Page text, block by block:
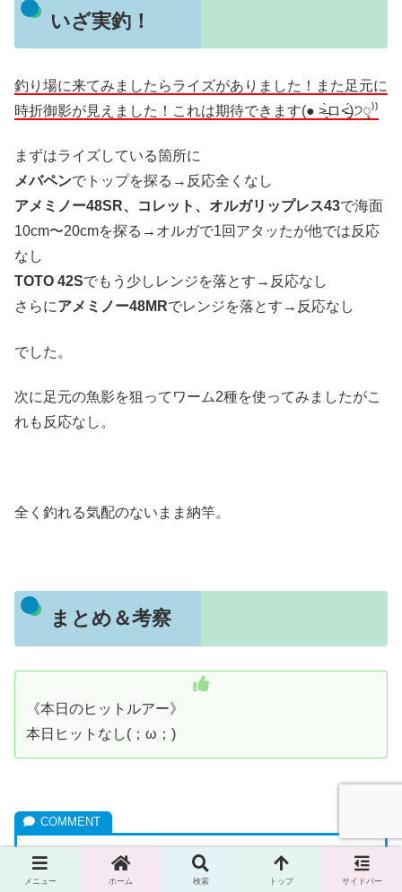
いざ実釣！
釣り場に来てみましたらライズがありました！また足元に
時折御影が見えました！これは期待できます(● ˃̶͈̀ロ˂̶͈́)੭ꠥ⁾⁾
まずはライズしている箇所に
メバペンでトップを探る→反応全くなし
アメミノー48SR、コレット、オルガリップレス43で海面
10cm〜20cmを探る→オルガで1回アタッたが他では反応
なし
TOTO 42Sでもう少しレンジを落とす→反応なし
さらにアメミノー48MRでレンジを落とす→反応なし
でした。
次に足元の魚影を狙ってワーム2種を使ってみましたがこ
れも反応なし。
全く釣れる気配のないまま納竿。
まとめ＆考察
《本日のヒットルアー》
本日ヒットなし(；ω；)
魚はいるのになぜ釣れない…？
メニュー ホーム 検索 トップ サイドバー